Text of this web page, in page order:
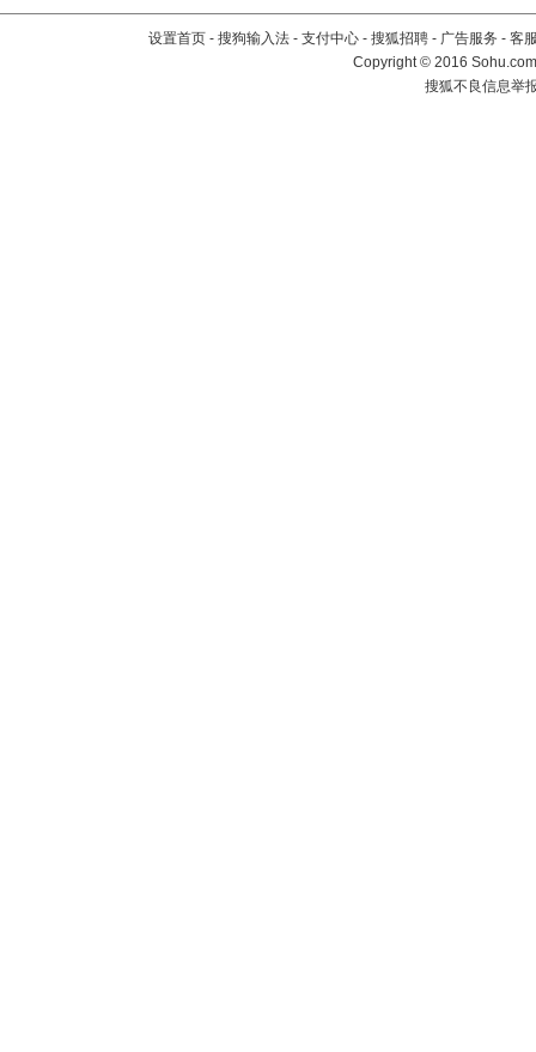
设置首页 - 搜狗输入法 - 支付中心 - 搜狐招聘 - 广告服务 - 客
Copyright©2016
搜狐不良信息举